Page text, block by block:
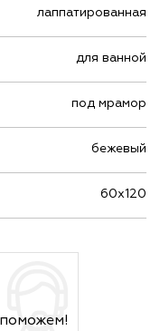
лаппатированная
для ванной
под мрамор
бежевый
60х120